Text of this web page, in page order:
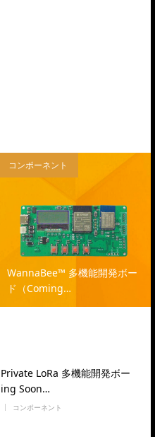
コンポーネント
WannaBee™ 多機能開発ボー
ド（Coming…
LoRa 多機能開発ボー
Soon…
コンポーネント